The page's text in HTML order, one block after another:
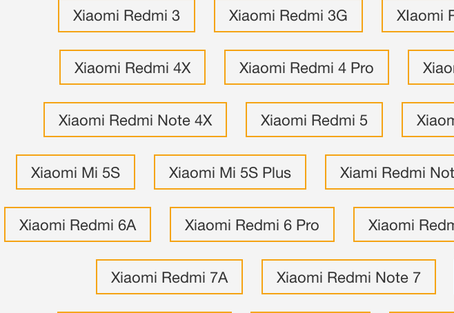
Xiaomi Redmi 3 Xiaomi Redmi 3G XIaomi
Xiaomi Redmi 4X Xiaomi Redmi 4 Pro
Xiaomi Redmi Note 4X Xiaomi Redmi 5
Xiaomi Mi 5S Xiaomi Mi 5S Plus Xiami Redmi
Xiaomi Redmi 6A Xiaomi Redmi 6 Pro Xiaomi
Xiaomi Redmi 7A Xiaomi Redmi Note 7